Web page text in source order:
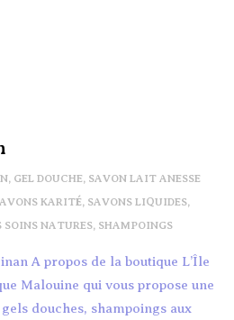
, GEL DOUCHE, SAVON LAIT ANESSE
KARITÉ, SAVONS LIQUIDES,
SOINS NATURES, SHAMPOINGS
A propos de la boutique L’Île
Malouine qui vous propose une
douches, shampoings aux